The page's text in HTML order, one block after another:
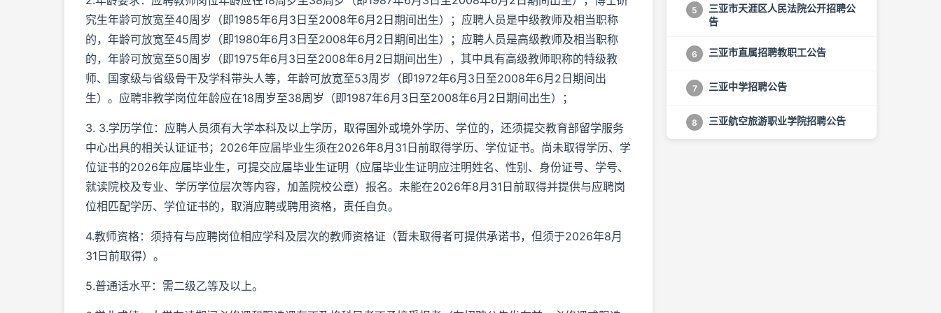
究生年龄可放宽至40周岁（即1985年6月3日至2008年6月2日期间出生）；应聘人员是中级教师及相当职称
的，年龄可放宽至45周岁（即1980年6月3日至2008年6月2日期间出生）；应聘人员是高级教师及相当职称
的，年龄可放宽至50周岁（即1975年6月3日至2008年6月2日期间出生），其中具有高级教师职称的特级教
师、国家级与省级骨干及学科带头人等，年龄可放宽至53周岁（即1972年6月3日至2008年6月2日期间出
生）。应聘非教学岗位年龄应在18周岁至38周岁（即1987年6月3日至2008年6月2日期间出生）；
3. 3.学历学位：应聘人员须有大学本科及以上学历，取得国外或境外学历、学位的，还须提交教育部留学服务
中心出具的相关认证证书；2026年应届毕业生须在2026年8月31日前取得学历、学位证书。尚未取得学历、学
位证书的2026年应届毕业生，可提交应届毕业生证明（应届毕业生证明应注明姓名、性别、身份证号、学号、
就读院校及专业、学历学位层次等内容，加盖院校公章）报名。未能在2026年8月31日前取得并提供与应聘岗
位相匹配学历、学位证书的，取消应聘或聘用资格，责任自负。
4.教师资格：须持有与应聘岗位相应学科及层次的教师资格证（暂未取得者可提供承诺书，但须于2026年8月
31日前取得）。
5.普通话水平：需二级乙等及以上。
5
三亚市天涯区人民法院公开招聘公
告
6 三亚市直属招聘教职工公告
7 三亚中学招聘公告
8 三亚航空旅游职业学院招聘公告